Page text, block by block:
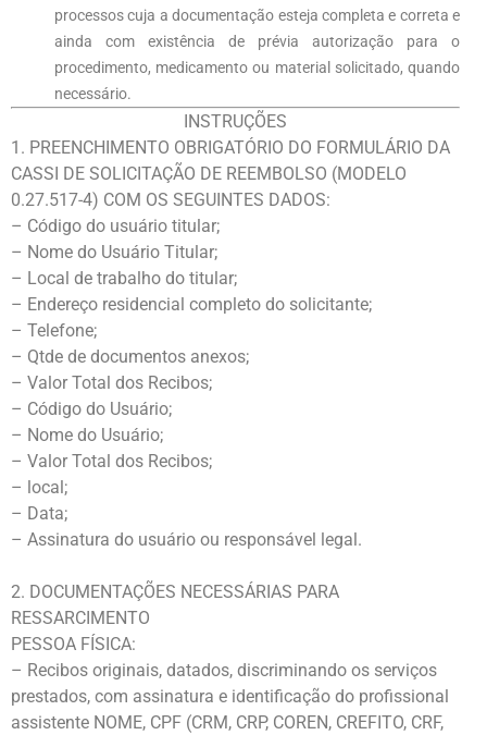
processos cuja a documentação esteja completa e correta e
ainda com existência de prévia autorização para o
procedimento, medicamento ou material solicitado, quando
necessário.
INSTRUÇÕES
1. PREENCHIMENTO OBRIGATÓRIO DO FORMULÁRIO DA
CASSI DE SOLICITAÇÃO DE REEMBOLSO (MODELO
0.27.517-4) COM OS SEGUINTES DADOS:
– Código do usuário titular;
– Nome do Usuário Titular;
– Local de trabalho do titular;
– Endereço residencial completo do solicitante;
– Telefone;
– Qtde de documentos anexos;
– Valor Total dos Recibos;
– Código do Usuário;
– Nome do Usuário;
– Valor Total dos Recibos;
– local;
– Data;
– Assinatura do usuário ou responsável legal.
2. DOCUMENTAÇÕES NECESSÁRIAS PARA
RESSARCIMENTO
PESSOA FÍSICA:
– Recibos originais, datados, discriminando os serviços
prestados, com assinatura e identificação do profissional
assistente NOME, CPF (CRM, CRP, COREN, CREFITO, CRF,